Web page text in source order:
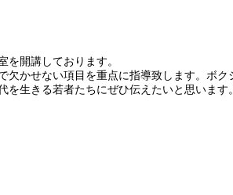
を開講しております。
かせない項目を重点に指導致します。ボク
生きる若者たちにぜひ伝えたいと思います。